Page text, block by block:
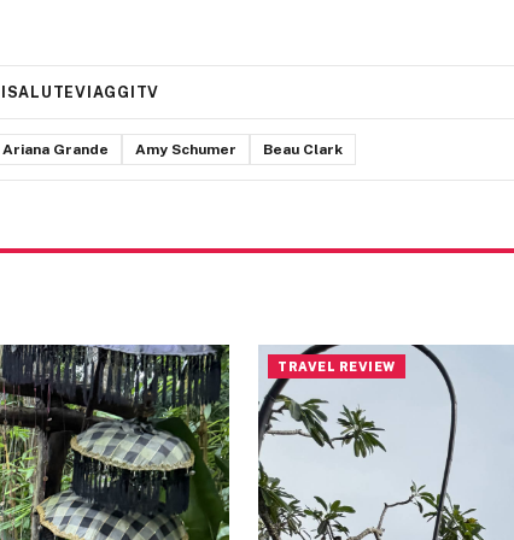
SALUTEVIAGGI TV
Ariana Grande Amy Schumer Beau Clark
TRAVEL REVIEW